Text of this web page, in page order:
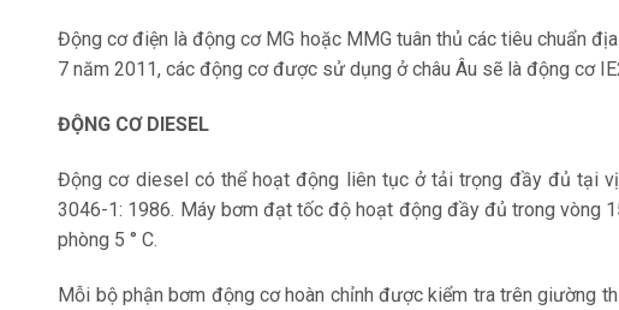
Động cơ điện là động cơ MG hoặc MMG tuân thủ các tiêu chuẩn
7 năm 2011, các động cơ được sử dụng ở châu Âu sẽ là động cơ
ĐỘNG CƠ DIESEL
Động cơ diesel có thể hoạt động liên tục ở tải trọng đầy đủ tại
3046-1: 1986. Máy bơm đạt tốc độ hoạt động đầy đủ trong vòng
phòng 5 ° C.
Mỗi bộ phận bơm động cơ hoàn chỉnh được kiểm tra trên giường